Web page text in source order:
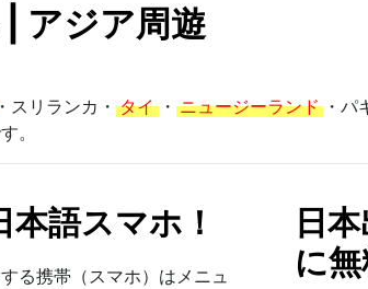
アジア周遊
・スリランカ・タイ・ ニュージーランド・パ
。
本語スマホ！
る携帯（スマホ）はメニュ
日
に無